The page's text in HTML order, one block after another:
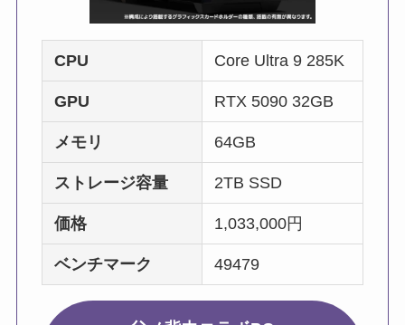
CPU Core Ultra 9 285K
GPU RTX 5090 32GB
メモリ 64GB
ストレージ容量 2TB SSD
価格 1,033,000円
ベンチマーク 49479